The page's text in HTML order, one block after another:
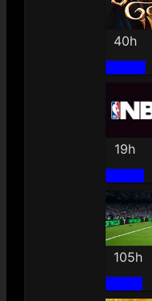
40h
19h
105h